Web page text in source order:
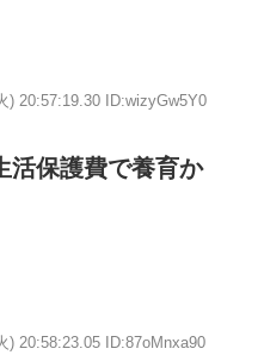
) 20:57:19.30 ID:wizyGw5Y0
活保護費で養育か
) 20:58:23.05 ID:87oMnxa90